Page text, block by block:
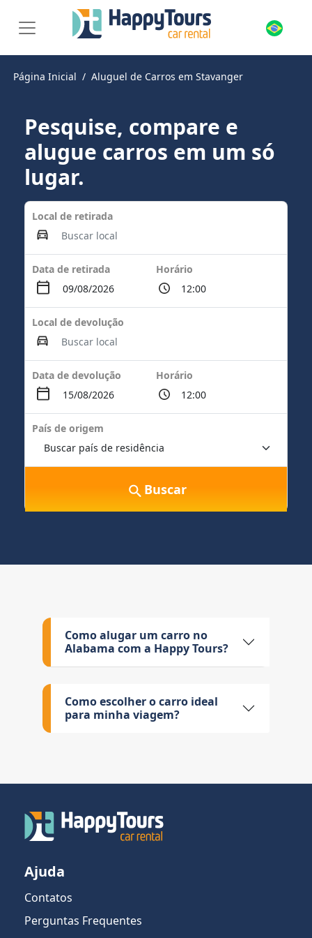
Página Inicial Aluguel de Carros em Stavanger
Pesquise, compare e
alugue carros em um só
lugar.
Local de retirada
Data de retirada Horário
Local de devolução
Data de devolução Horário
País de origem
Buscar
Como alugar um carro no
Alabama com a Happy Tours?
Como escolher o carro ideal
para minha viagem?
Ajuda
Contatos
Perguntas Frequentes